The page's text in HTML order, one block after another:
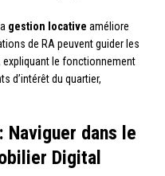
gestion locative améliore
de RA peuvent guider les
expliquant le fonctionnement
d’intérêt du quartier,
Naviguer dans le
Digital